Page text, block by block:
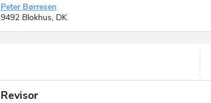
Peter Børresen
9492 Blokhus, DK
Revisor